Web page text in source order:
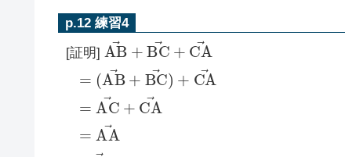
p.12 練習4
[証明]
AB→ +BC → +CA
B →+ B C→) C A→
C→ + CA→
A→